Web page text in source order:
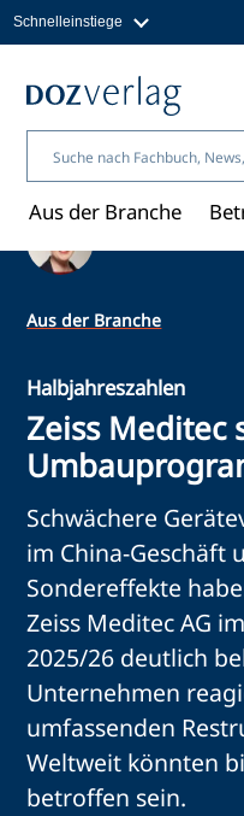
Inhalt
Schnelleinstiege
Fachbücher & Shop
Über uns
Aus der Branche
Aus der Branche
Halbjahreszahlen
Zeiss Meditec
Schwächere
im China-Geschäft
Sondereffekte
Zeiss Meditec AG
2025/26 deutlich
Unternehmen
umfassenden
Weltweit könnten
betroffen sein.